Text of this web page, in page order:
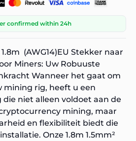
confirmed within 24h
(AWG14)EU Stekker naar
Miners: Uw Robuuste
Wanneer het gaat om
mining rig, heeft u een
niet alleen voldoet aan de
mining, maar
en flexibiliteit biedt die
Onze 1.8m 1.5mm²